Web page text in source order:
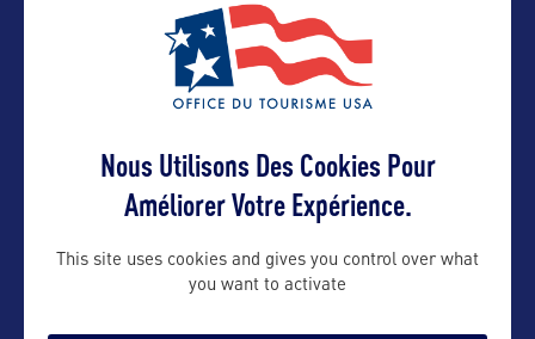
FRANCE
Contact pro
d.auclair@editions.michelin.com
Nous Utilisons Des Cookies Pour
Améliorer Votre Expérience.
This site uses cookies and gives you control over what
you want to activate